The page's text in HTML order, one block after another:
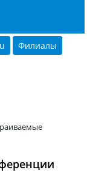
Филиалы